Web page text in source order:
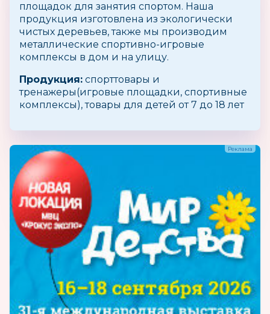
площадок для занятия спортом. Наша
продукция изготовлена из экологически
чистых деревьев, также мы производим
металлические спортивно-игровые
комплексы в дом и на улицу.
Продукция: спорттовары и
тренажеры(игровые площадки, спортивные
комплексы), товары для детей от 7 до 18 лет